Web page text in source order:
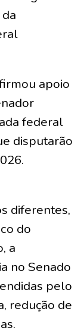
apoio
federal
disputarão
diferentes,
do
a
no Senado
pelo
redução de